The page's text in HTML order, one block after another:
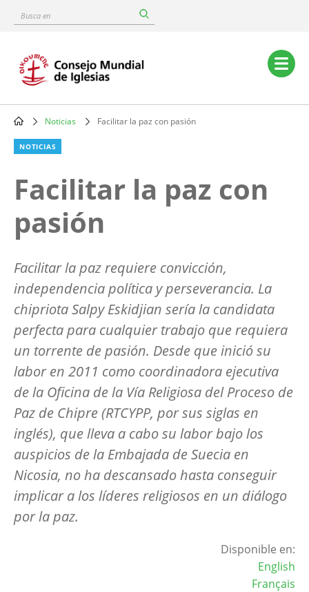
content
Busca
Main
navigation
Breadcrumb
Noticias Facilitar la paz con pasión
NOTICIAS
Facilitar la paz con
pasión
Facilitar la paz requiere convicción,
independencia política y perseverancia. La
chipriota Salpy Eskidjian sería la candidata
perfecta para cualquier trabajo que requiera
un torrente de pasión. Desde que inició su
labor en 2011 como coordinadora ejecutiva
de la Oficina de la Vía Religiosa del Proceso de
Paz de Chipre (RTCYPP, por sus siglas en
inglés), que lleva a cabo su labor bajo los
auspicios de la Embajada de Suecia en
Nicosia, no ha descansado hasta conseguir
implicar a los líderes religiosos en un diálogo
por la paz.
Disponible en:
English
Français